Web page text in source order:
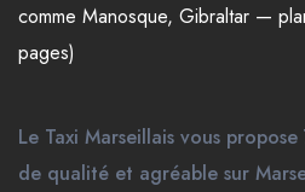
comme Manosque, Gibraltar —
pages)
Le Taxi Marseillais vous
de qualité et agréable sur